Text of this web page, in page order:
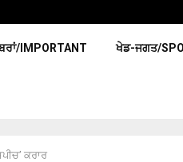
IMPORTANT ਖੇਡ-ਜਗਤ/
ਕਰਾਰ